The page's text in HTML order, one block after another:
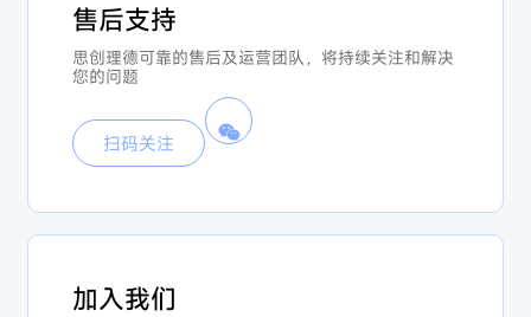
售后支持
思创理德可靠的售后及运营团队，将持续关注和解决
您的问题
扫码关注
加入我们